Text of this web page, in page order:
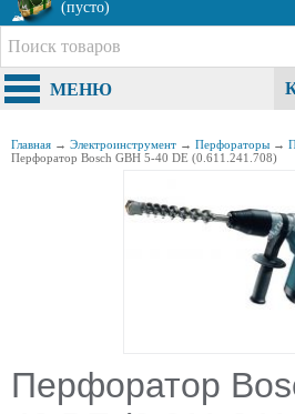
(пусто)
МЕНЮ
Главная → Электроинструмент → Перфораторы →
Перфоратор Bosch GBH 5-40 DE (0.611.241.708)
Перфоратор